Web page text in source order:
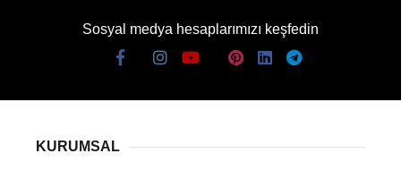
Sosyal medya hesaplarımızı keşfedin
KURUMSAL